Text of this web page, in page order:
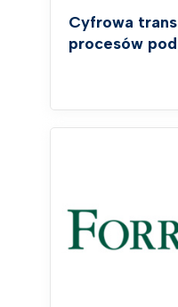
Cyfrowa
procesów